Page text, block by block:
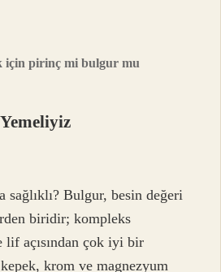
için pirinç mi bulgur mu
sağlıklı? Bulgur, besin değeri
biridir; kompleks
lif açısından çok iyi bir
krom ve magnezyum